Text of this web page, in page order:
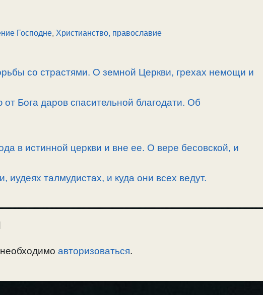
Господне, Христианство, православие
со страстями. О земной Церкви, грехах немощи и
от Бога даров спасительной благодати. Об
в истинной церкви и вне ее. О вере бесовской, и
иудеях талмудистах, и куда они всех ведут.
авторизоваться.